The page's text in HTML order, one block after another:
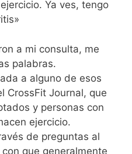
Ya ves, tengo
a mi consulta, me
palabras.
a alguno de esos
CrossFit Journal, que
y personas con
ejercicio.
de preguntas al
que generalmente